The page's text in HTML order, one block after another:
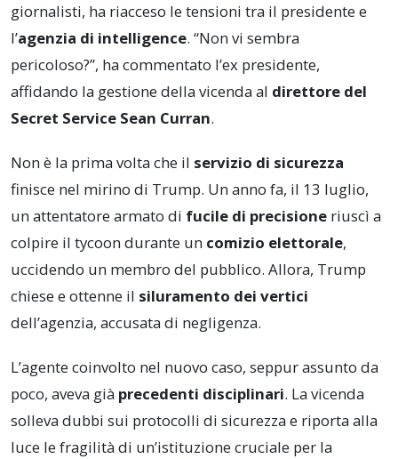
giornalisti, ha riacceso le tensioni tra il presidente e
l’agenzia di intelligence. “Non vi sembra
pericoloso?”, ha commentato l’ex presidente,
affidando la gestione della vicenda al direttore del
Secret Service Sean Curran.
Non è la prima volta che il servizio di sicurezza
finisce nel mirino di Trump. Un anno fa, il 13 luglio,
un attentatore armato di fucile di precisione riuscì a
colpire il tycoon durante un comizio elettorale,
uccidendo un membro del pubblico. Allora, Trump
chiese e ottenne il siluramento dei vertici
dell’agenzia, accusata di negligenza.
L’agente coinvolto nel nuovo caso, seppur assunto da
poco, aveva già precedenti disciplinari. La vicenda
solleva dubbi sui protocolli di sicurezza e riporta alla
luce le fragilità di un’istituzione cruciale per la